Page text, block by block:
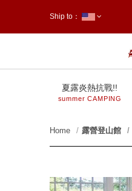
Ship to：
夏露炎熱抗戰!!
summer CAMPING
Home 露營登山館
prev